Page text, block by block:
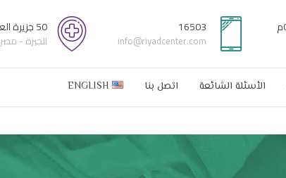
16503
info@riyadcenter.com
50 جزيرة العرب - المهندسين
الجيزة - مصر
الأسئلة الشائعة اتصل بنا ENGLISH